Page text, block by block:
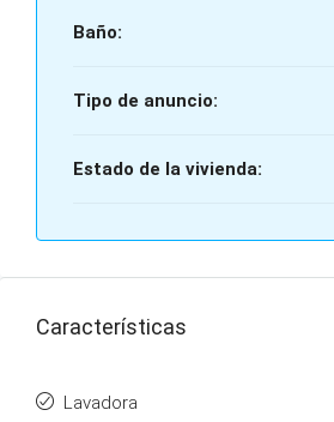
Baño:
Tipo de anuncio:
Estado de la vivienda:
Características
Lavadora